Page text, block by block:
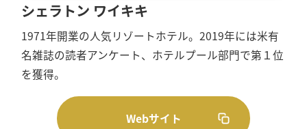
シェラトン ワイキキ
1971年開業の人気リゾートホテル。2019年には米有
名雑誌の読者アンケート、ホテルプール部門で第１位
を獲得。
Webサイト